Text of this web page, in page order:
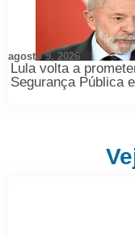
Lula volta a
Segurança Pública
agosto 9, 2026